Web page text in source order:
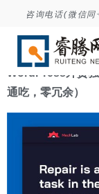
咨询电话(微信同
WordPress外贸
通吃，零冗余）